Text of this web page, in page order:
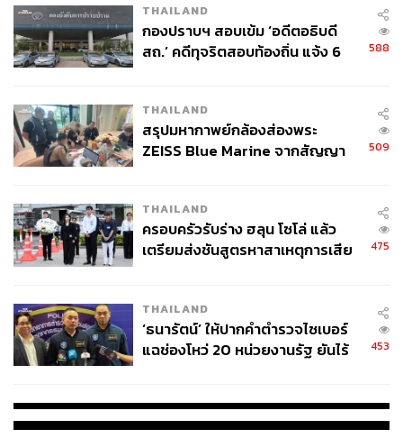
THAILAND
กองปราบฯ สอบเข้ม ‘อดีตอธิบดี
สถ.’ คดีทุจริตสอบท้องถิ่น แจ้ง 6
588
THAILAND
สรุปมหากาพย์กล้องส่องพระ
ZEISS Blue Marine จากสัญญา
จ่ายหนี้-แอบระบุแบรนด์
509
THAILAND
ครอบครัวรับร่าง ฮลุน โซโล่ แล้ว
เตรียมส่งชันสูตรหาสาเหตุการเสีย
475
THAILAND
‘ธนารัตน์’ ให้ปากคำตำรวจไซเบอร์
แฉช่องโหว่ 20 หน่วยงานรัฐ ยันไร้
453